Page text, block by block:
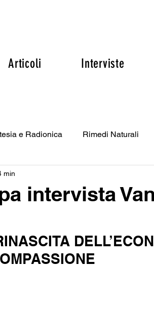
Articoli Interviste
e Radionica Rimedi Naturali
Onde di Forma
intervista
min